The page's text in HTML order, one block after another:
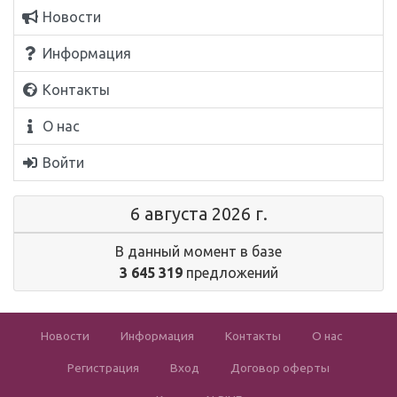
Новости
Информация
Контакты
О нас
Войти
6 августа 2026 г.
В данный момент в базе
3 645 319предложений
Новости Информация Контакты О нас
Регистрация Вход Договор оферты